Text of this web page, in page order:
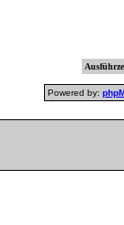
Powered by: